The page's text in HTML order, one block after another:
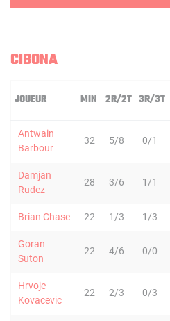
CIBONA
JOUEUR MIN 2R/2T 3R/3T
Antwain
Barbour
32 5/8 0/1
Damjan
Rudez
28 3/6 1/1
Brian Chase 22 1/3 1/3
Goran
Suton
22 4/6 0/0
Hrvoje
Kovacevic
22 2/3 0/3